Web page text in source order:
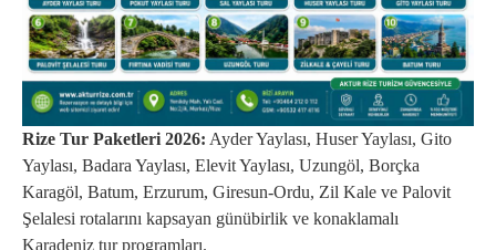
Rize Tur Paketleri 2026: Ayder Yaylası, Huser Yaylası, Gito
Yaylası, Badara Yaylası, Elevit Yaylası, Uzungöl, Borçka
Karagöl, Batum, Erzurum, Giresun-Ordu, Zil Kale ve Palovit
Şelalesi rotalarını kapsayan günübirlik ve konaklamalı
Karadeniz tur programları.